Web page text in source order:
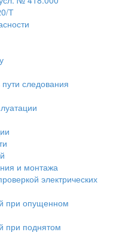
Т
следования
и монтажа
электрических
при опущенном
при поднятом